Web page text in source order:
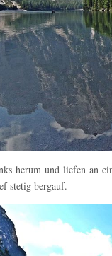
herum und liefen an
stetig bergauf.